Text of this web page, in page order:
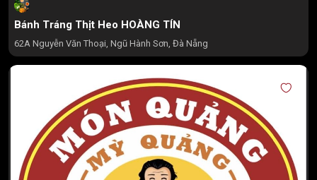
Bánh Tráng Thịt Heo HOÀNG TÍN
62A Nguyễn Văn Thoại, Ngũ Hành Sơn, Đà Nẵng